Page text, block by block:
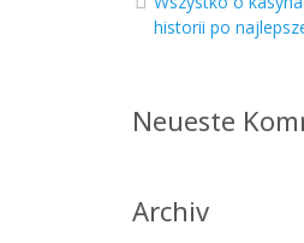
historii po
Neueste
Archiv